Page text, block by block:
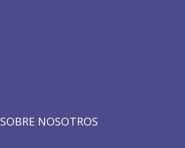
SOBRE NOSOTROS